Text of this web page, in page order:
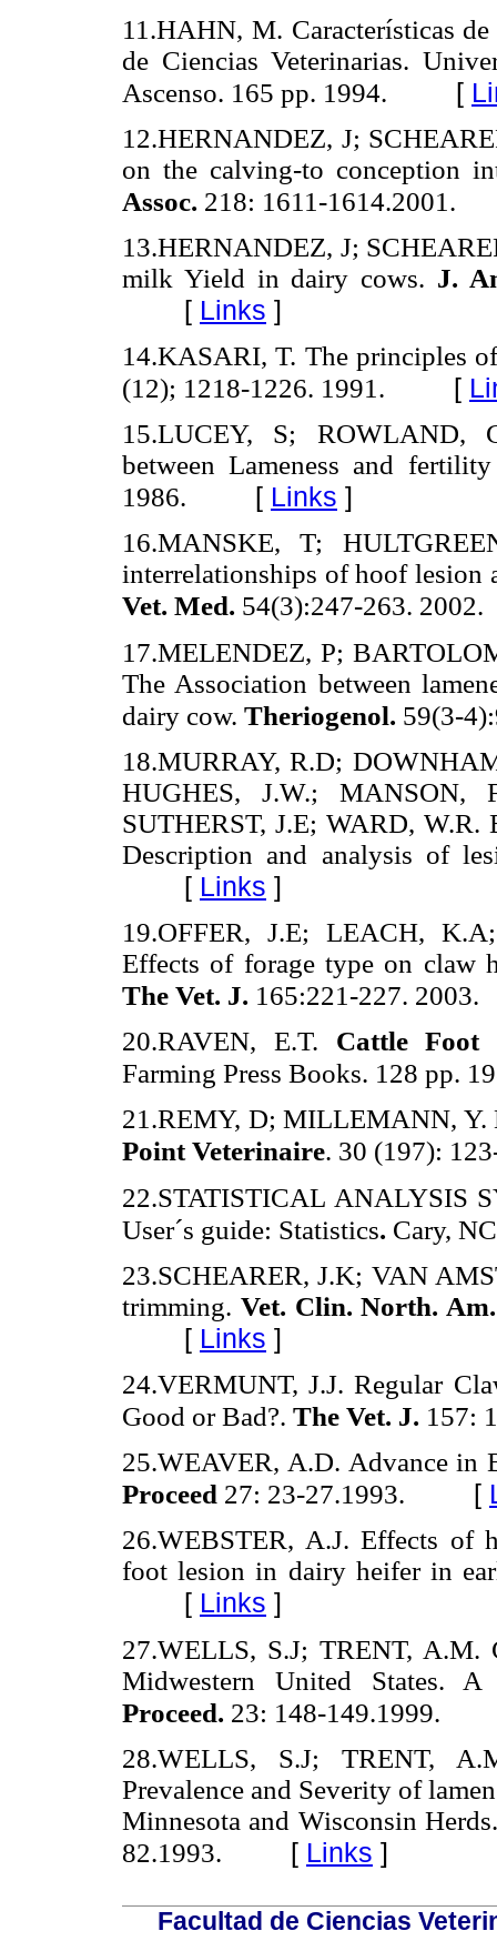
11.HAHN, M. Características
de Ciencias Veterinarias.
Ascenso. 165 pp. 1994.
[
12.HERNANDEZ, J;
on the calving-to conception
Assoc. 218: 1611-1614.2001.
13.HERNANDEZ, J;
milk Yield in dairy cows. J.
[ Links ]
14.KASARI, T. The principles
(12); 1218-1226. 1991.
[
15.LUCEY, S; ROWLAND,
between Lameness and
1986.
[ Links ]
16.MANSKE, T;
interrelationships of hoof lesion
Vet. Med. 54(3):247-263. 2002.
17.MELENDEZ, P;
The Association between
dairy cow. Theriogenol. 59(3-
18.MURRAY, R.D;
HUGHES, J.W.; MANSON,
SUTHERST, J.E; WARD,
Description and analysis of
[ Links ]
19.OFFER, J.E; LEACH,
Effects of forage type on claw
The Vet. J. 165:221-227. 2003.
20.RAVEN, E.T. Cattle Foot
Farming Press Books. 128 pp.
21.REMY, D; MILLEMANN, Y.
Point Veterinaire. 30 (197):
22.STATISTICAL ANALYSIS
User´s guide: Statistics. Cary,
23.SCHEARER, J.K; VAN
trimming. Vet. Clin. North.
[ Links ]
24.VERMUNT, J.J. Regular
Good or Bad?. The Vet. J. 157:
25.WEAVER, A.D. Advance in
Proceed 27: 23-27.1993. [
26.WEBSTER, A.J. Effects of
foot lesion in dairy heifer in
[ Links ]
27.WELLS, S.J; TRENT,
Midwestern United States.
Proceed. 23: 148-149.1999.
28.WELLS, S.J; TRENT,
Prevalence and Severity of
Minnesota and Wisconsin
82.1993.
[ Links ]
Facultad de Ciencias